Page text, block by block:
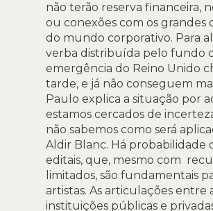
não terão reserva financeira,
ou conexões com os grandes
do mundo corporativo. Para
verba distribuída pelo fundo
emergência do Reino Unido
tarde, e já não conseguem
Paulo explica a situação por
estamos cercados de
não sabemos como será
Aldir Blanc. Há probabilidade
editais, que, mesmo com
limitados, são fundamentais
artistas. As articulações entre
instituições públicas e